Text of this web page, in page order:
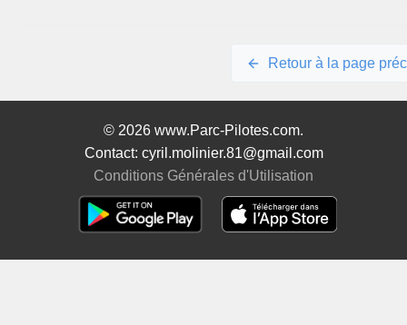
Retour à la page
© 2026 www.Parc-Pilotes.com.
Contact: cyril.molinier.81@gmail.com
Conditions Générales d'Utilisation